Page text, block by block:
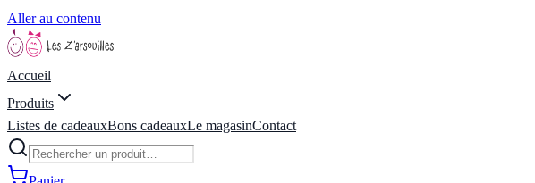
Aller au contenu
Accueil
Produits
Listes de cadeauxBons cadeauxLe magasinContact